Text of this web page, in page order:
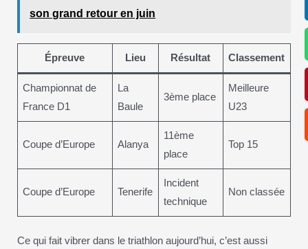
son grand retour en juin
Épreuve Lieu Résultat Classement
Championnat de
France D1
La
Baule
3ème place
Meilleure
U23
Coupe d’Europe Alanya
11ème
place
Top 15
Coupe d’Europe Tenerife
Incident
technique
Non classée
Ce qui fait vibrer dans le triathlon aujourd’hui, c’est aussi